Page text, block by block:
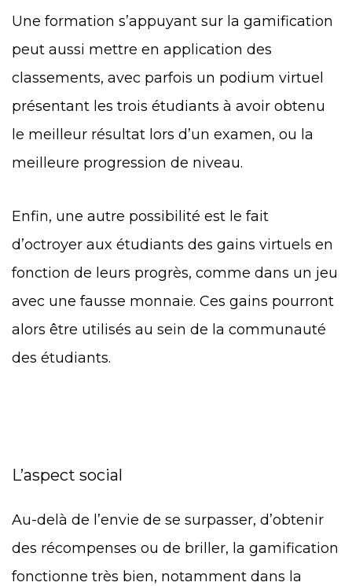
Une formation s’appuyant sur la gamification
peut aussi mettre en application des
classements, avec parfois un podium virtuel
présentant les trois étudiants à avoir obtenu
le meilleur résultat lors d’un examen, ou la
meilleure progression de niveau.
Enfin, une autre possibilité est le fait
d’octroyer aux étudiants des gains virtuels en
fonction de leurs progrès, comme dans un jeu
avec une fausse monnaie. Ces gains pourront
alors être utilisés au sein de la communauté
des étudiants.
L’aspect social
Au-delà de l’envie de se surpasser, d’obtenir
des récompenses ou de briller, la gamification
fonctionne très bien, notamment dans la